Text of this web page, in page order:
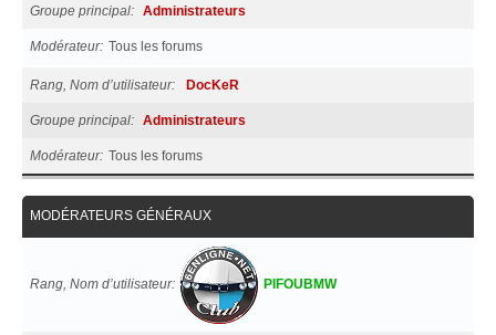
Groupe principal Administrateurs
Modérateur Tous les forums
Rang, Nom d’utilisateur DocKeR
Groupe principal Administrateurs
Modérateur Tous les forums
MODÉRATEURS GÉNÉRAUX
Rang, Nom d’utilisateur PIFOUBMW